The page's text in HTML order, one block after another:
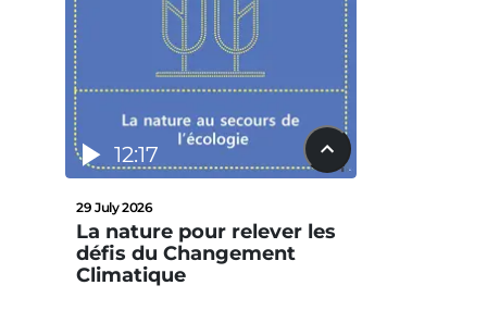
12:17
29 July 2026
La nature pour relever les
défis du Changement
Climatique